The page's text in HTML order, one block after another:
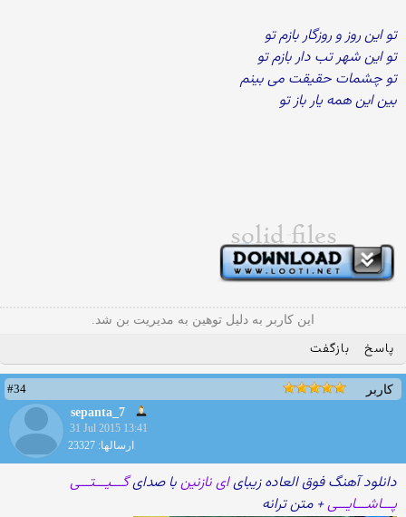
تو این روز و روزگار بازم تو
تو این شهر تب دار بازم تو
تو چشمات حقیقت می بینم
بین این همه یار باز تو
این کاربر به دلیل توهین به مدیریت بن شد.
پاسخ بازگفت
کاربر
#34
sepanta_7
31 Jul 2015 13:41
ارسالها: 23327
دانلود آهنگ فوق العاده زیبایای نازنینبا صدایگـــیـــتـــی
پـــاشـــایـــی+ متن ترانه